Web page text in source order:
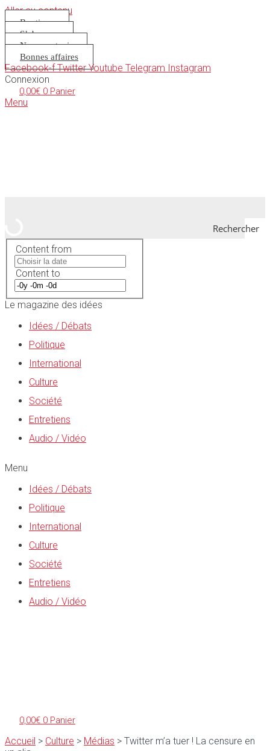
Aller au contenu
Boutique
S’abonner
Nous soutenir
Bonnes affaires
Facebook-f Twitter Youtube Telegram Instagram
Connexion
0,00€ 0 Panier
Menu
Rechercher
Content from
Content to
Le magazine des idées
Idées / Débats
Politique
International
Culture
Société
Entretiens
Audio / Vidéo
Menu
Idées / Débats
Politique
International
Culture
Société
Entretiens
Audio / Vidéo
0,00€ 0 Panier
Accueil > Culture > Médias > Twitter m’a tuer ! La censure en